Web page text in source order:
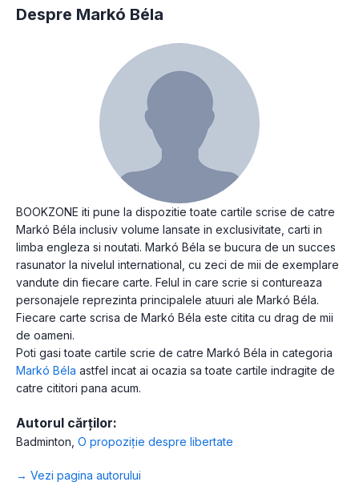
Despre Markó Béla
BOOKZONE iti pune la dispozitie toate cartile scrise de catre
Markó Béla inclusiv volume lansate in exclusivitate, carti in
limba engleza si noutati. Markó Béla se bucura de un succes
rasunator la nivelul international, cu zeci de mii de exemplare
vandute din fiecare carte. Felul in care scrie si contureaza
personajele reprezinta principalele atuuri ale Markó Béla.
Fiecare carte scrisa de Markó Béla este citita cu drag de mii
de oameni.
Poti gasi toate cartile scrie de catre Markó Béla in categoria
Markó Béla astfel incat ai ocazia sa toate cartile indragite de
catre cititori pana acum.
Autorul cărților:
Badminton O propoziție despre libertate
→ Vezi pagina autorului